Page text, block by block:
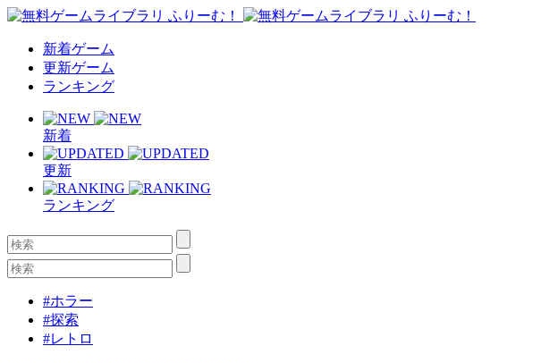
新着ゲーム
更新ゲーム
ランキング
新着
更新
ランキング
#ホラー
#探索
#レトロ